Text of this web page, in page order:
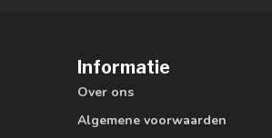
Informatie
Over ons
Algemene voorwaarden